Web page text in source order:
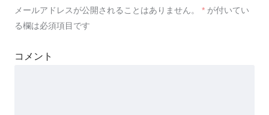
メールアドレスが公開されることはありません。 * が付いてい
る欄は必須項目です
コメント